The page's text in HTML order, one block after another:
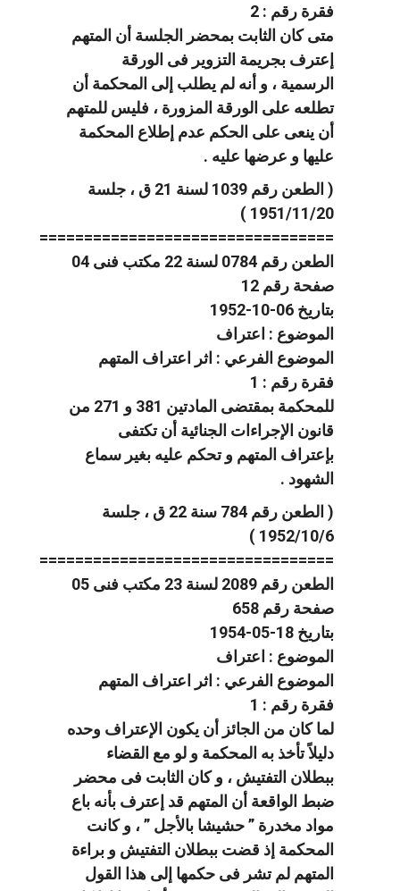
فقرة رقم : 2
متى كان الثابت بمحضر الجلسة أن المتهم
إعترف بجريمة التزوير فى الورقة
الرسمية ، و أنه لم يطلب إلى المحكمة أن
تطلعه على الورقة المزورة ، فليس للمتهم
أن ينعى على الحكم عدم إطلاع المحكمة
عليها و عرضها عليه .
( الطعن رقم 1039 لسنة 21 ق ، جلسة
1951/11/20 )
=================================
الطعن رقم 0784 لسنة 22 مكتب فنى 04
صفحة رقم 12
بتاريخ 06-10-1952
الموضوع : اعتراف
الموضوع الفرعي : اثر اعتراف المتهم
فقرة رقم : 1
للمحكمة بمقتضى المادتين 381 و 271 من
قانون الإجراءات الجنائية أن تكتفى
بإعتراف المتهم و تحكم عليه بغير سماع
الشهود .
( الطعن رقم 784 سنة 22 ق ، جلسة
1952/10/6 )
=================================
الطعن رقم 2089 لسنة 23 مكتب فنى 05
صفحة رقم 658
بتاريخ 18-05-1954
الموضوع : اعتراف
الموضوع الفرعي : اثر اعتراف المتهم
فقرة رقم : 1
لما كان من الجائز أن يكون الإعتراف وحده
دليلاً تأخذ به المحكمة و لو مع القضاء
ببطلان التفتيش ، و كان الثابت فى محضر
ضبط الواقعة أن المتهم قد إعترف بأنه باع
مواد مخدرة ” حشيشا بالأجل ” ، و كانت
المحكمة إذ قضت ببطلان التفتيش و براءة
المتهم لم تشر فى حكمها إلى هذا القول